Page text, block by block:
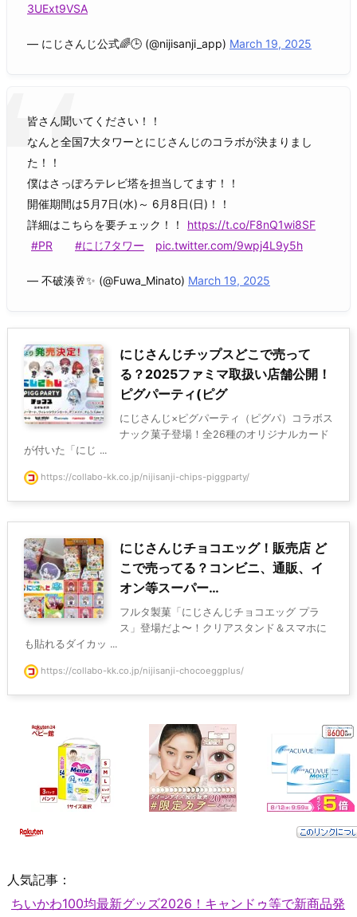
3UExt9VSA
— にじさんじ公式🌈🕒 (@nijisanji_app) March 19, 2025
皆さん聞いてください！！
なんと全国7大タワーとにじさんじのコラボが決まりまし
た！！
僕はさっぽろテレビ塔を担当してます！！
開催期間は5月7日(水)～ 6月8日(日)！！
詳細はこちらを要チェック！！
https://t.co/F8nQ1wi8SF
#PR
#にじ7タワー pic.twitter.com/9wpj4L9y5h
— 不破湊🥂✨ (@Fuwa_Minato) March 19, 2025
にじさんじチップスどこで売って
る？2025ファミマ取扱い店舗公開！
ピグパーティ(ピグ
にじさんじ×ピグパーティ（ピグパ）コラボス
ナック菓子登場！全26種のオリジナルカード
が付いた「にじ ...
https://collabo-kk.co.jp/nijisanji-chips-piggparty/
にじさんじチョコエッグ！販売店 ど
こで売ってる？コンビニ、通販、イ
オン等スーパー…
フルタ製菓「にじさんじチョコエッグ プラ
ス」登場だよ〜！クリアスタンド＆スマホに
も貼れるダイカッ ...
https://collabo-kk.co.jp/nijisanji-chocoeggplus/
人気記事：
ちいかわ100均最新グッズ2026！キャンドゥ等で新商品発